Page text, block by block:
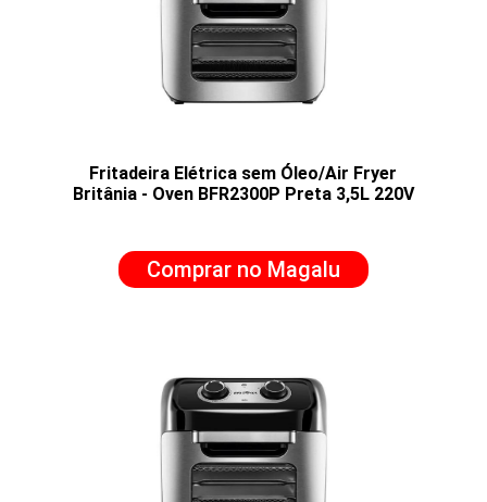
Fritadeira Elétrica sem Óleo/Air Fryer
Britânia - Oven BFR2300P Preta 3,5L 220V
Comprar no Magalu